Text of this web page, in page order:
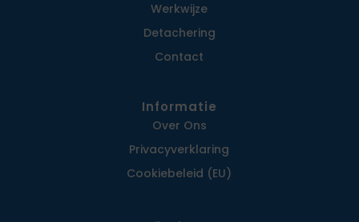
Werkwijze
Detachering
Contact
Informatie
Over Ons
Privacy­verklaring
Cookiebeleid (EU)